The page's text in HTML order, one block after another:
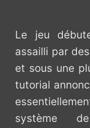
Le jeu
assailli par
et sous une
tutorial
système